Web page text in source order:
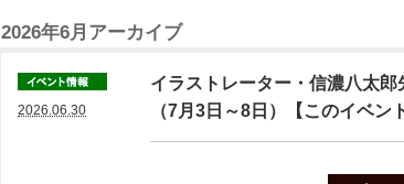
2026年6月アーカイブ
2026.06.30
イラストレーター・信濃八太
（7月3日～8日）【このイベン